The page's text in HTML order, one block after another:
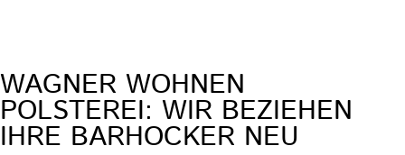
WAGNER WOHNEN
POLSTEREI: WIR BEZIEHEN
IHRE BARHOCKER NEU